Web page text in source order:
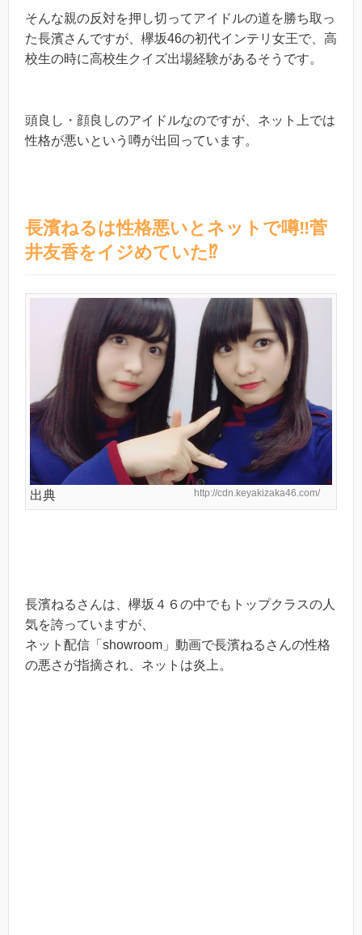
そんな親の反対を押し切ってアイドルの道を勝ち取っ
た長濱さんですが、欅坂46の初代インテリ女王で、高
校生の時に高校生クイズ出場経験があるそうです。
頭良し・顔良しのアイドルなのですが、ネット上では
性格が悪いという噂が出回っています。
長濱ねるは性格悪いとネットで噂‼︎菅
井友香をイジめていた⁉︎
出典 http://cdn.keyakizaka46.com/
長濱ねるさんは、欅坂４６の中でもトップクラスの人
気を誇っていますが、
ネット配信「showroom」動画で長濱ねるさんの性格
の悪さが指摘され、ネットは炎上。